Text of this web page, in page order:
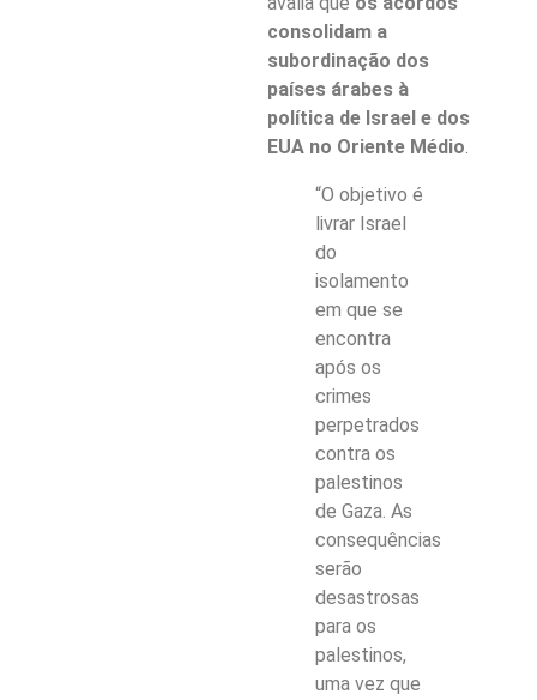
consolidam a
subordinação dos
países árabes à
política de Israel e dos
EUA no Oriente Médio.
“O objetivo é
livrar Israel
do
isolamento
em que se
encontra
após os
crimes
perpetrados
contra os
palestinos
de Gaza. As
consequências
serão
desastrosas
para os
palestinos,
uma vez que